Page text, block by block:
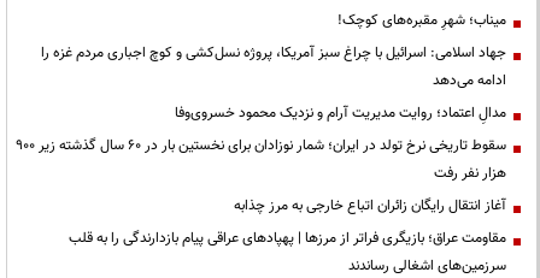
میناب؛ شهرِ مقبره‌های کوچک!
جهاد اسلامی: اسرائیل با چراغ سبز آمریکا، پروژه نسل‌کشی و کوچ اجباری مردم غزه را
ادامه می‌دهد
مدالِ اعتماد؛ روایت مدیریت آرام و نزدیک محمود خسروی‌وفا
سقوط تاریخی نرخ تولد در ایران؛ شمار نوزادان برای نخستین بار در ۶۰ سال گذشته زیر ۹۰۰
هزار نفر رفت
آغاز انتقال رایگان زائران اتباع خارجی به مرز چذابه
مقاومت عراق؛ بازیگری فراتر از مرزها | پهپادهای عراقی پیام بازدارندگی را به قلب
سرزمین‌های اشغالی رساندند